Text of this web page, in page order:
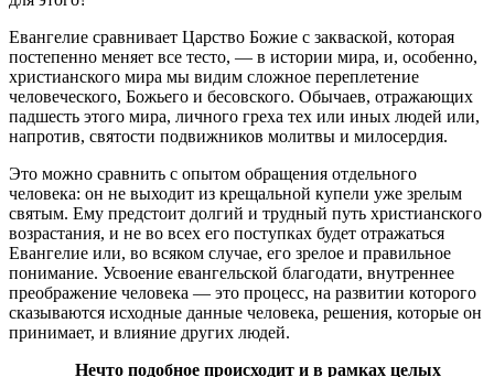
Евангелие сравнивает Царство Божие с закваской, которая
постепенно меняет все тесто, — в истории мира, и, особенно,
христианского мира мы видим сложное переплетение
человеческого, Божьего и бесовского. Обычаев, отражающих
падшесть этого мира, личного греха тех или иных людей или,
напротив, святости подвижников молитвы и милосердия.
Это можно сравнить с опытом обращения отдельного
человека: он не выходит из крещальной купели уже зрелым
святым. Ему предстоит долгий и трудный путь христианского
возрастания, и не во всех его поступках будет отражаться
Евангелие или, во всяком случае, его зрелое и правильное
понимание. Усвоение евангельской благодати, внутреннее
преображение человека — это процесс, на развитии которого
сказываются исходные данные человека, решения, которые он
принимает, и влияние других людей.
Нечто подобное происходит и в рамках целых